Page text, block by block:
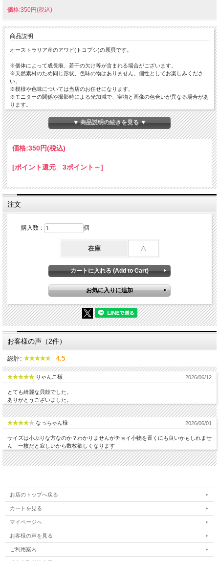
価格:350円(税込)
商品説明
オーストラリア産のアワビ(トコブシ)の原貝です。
※個体によって成長痕、若干の欠け等が含まれる場合がございます。
※天然素材のため同じ形状、色味の物はありません。個性としてお楽しみくださ
い。
※模様や色味については当店のお任せになります。
※モニターの関係や撮影時による光加減で、実物と画像の色合いが異なる場合があ
ります。
☆ひとことメモ☆ 和名：トコブシの一種 生息地:オーストラリア
▼ 商品説明の続きを見る ▼
価格:350円(税込)
[ポイント還元 3ポイント～]
注文
購入数： 個
在庫 △
お客様の声（2件）
総評: 4.5
りゃんこ様 2026/06/12
とても綺麗な貝殻でした。
ありがとうございました。
なっちゃん様 2026/06/01
サイズは小ぶりな方なのか？わかりませんがチョイ小物を置くにも良いかもしれませ
ん 一枚だと寂しいから数枚欲しくなります
お店のトップへ戻る
カートを見る
マイページへ
お客様の声を見る
ご利用案内